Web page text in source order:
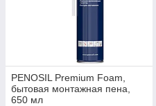
PENOSIL Premium Foam,
бытовая монтажная пена,
650 мл